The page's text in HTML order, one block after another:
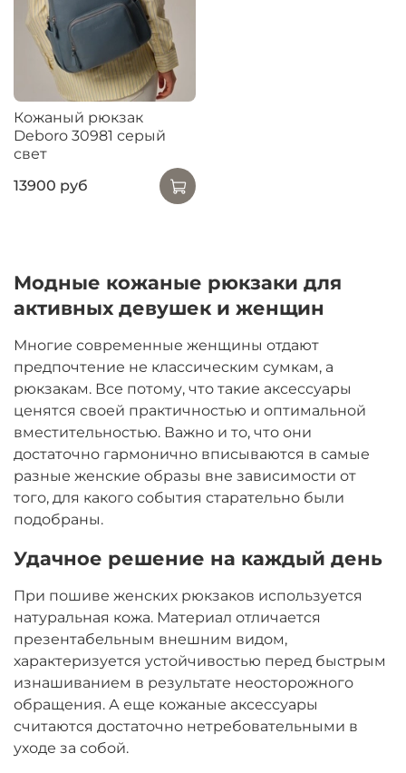
Кожаный рюкзак
Deboro 30981 серый
свет
13900 руб
Модные кожаные рюкзаки для
активных девушек и женщин
Многие современные женщины отдают
предпочтение не классическим сумкам, а
рюкзакам. Все потому, что такие аксессуары
ценятся своей практичностью и оптимальной
вместительностью. Важно и то, что они
достаточно гармонично вписываются в самые
разные женские образы вне зависимости от
того, для какого события старательно были
подобраны.
Удачное решение на каждый день
При пошиве женских рюкзаков используется
натуральная кожа. Материал отличается
презентабельным внешним видом,
характеризуется устойчивостью перед быстрым
изнашиванием в результате неосторожного
обращения. А еще кожаные аксессуары
считаются достаточно нетребовательными в
уходе за собой.